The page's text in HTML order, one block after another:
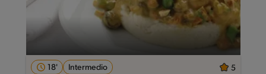
18' Intermedio 5